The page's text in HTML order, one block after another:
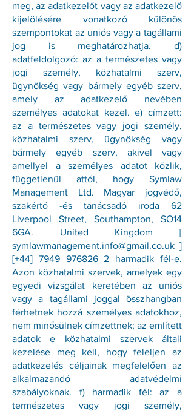
meg, az adatkezelőt vagy az adatkezelő
kijelölésére vonatkozó különös
szempontokat az uniós vagy a tagállami
jog is meghatározhatja. d)
adatfeldolgozó: az a természetes vagy
jogi személy, közhatalmi szerv,
ügynökség vagy bármely egyéb szerv,
amely az adatkezelő nevében
személyes adatokat kezel. e) címzett:
az a természetes vagy jogi személy,
közhatalmi szerv, ügynökség vagy
bármely egyéb szerv, akivel vagy
amellyel a személyes adatot közlik,
függetlenül attól, hogy Symlaw
Management Ltd. Magyar jogvédő,
szakértő -és tanácsadó iroda 62
Liverpool Street, Southampton, SO14
6GA. United Kingdom [
symlawmanagement.info@gmail.co.uk ]
[+44] 7949 976826 2 harmadik fél-e.
Azon közhatalmi szervek, amelyek egy
egyedi vizsgálat keretében az uniós
vagy a tagállami joggal összhangban
férhetnek hozzá személyes adatokhoz,
nem minősülnek címzettnek; az említett
adatok e közhatalmi szervek általi
kezelése meg kell, hogy feleljen az
adatkezelés céljainak megfelelően az
alkalmazandó adatvédelmi
szabályoknak. f) harmadik fél: az a
természetes vagy jogi személy,